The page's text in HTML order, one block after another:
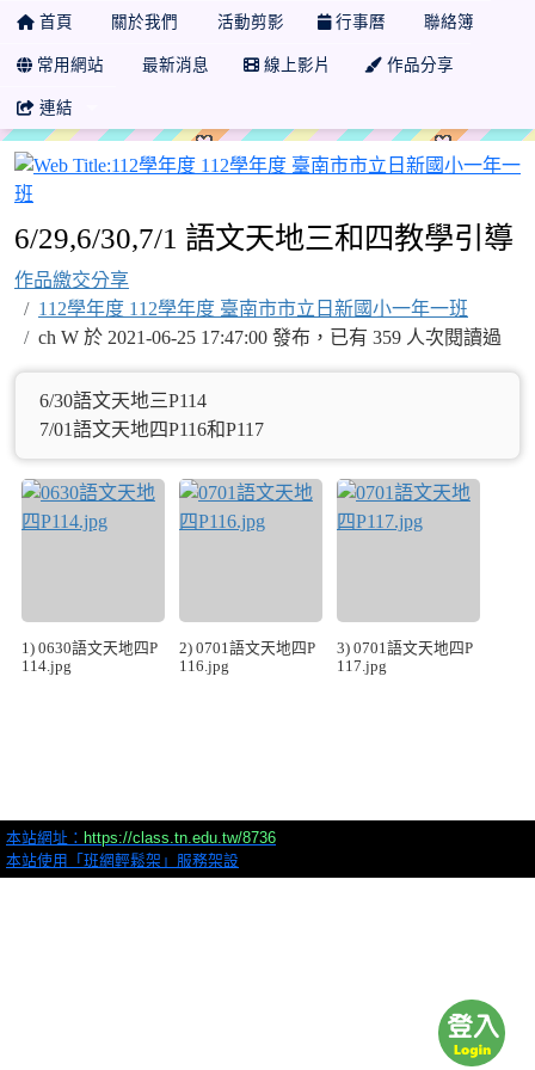
首頁 關於我們 活動剪影 行事曆 聯絡簿
常用網站 最新消息 線上影片 作品分享
連結
6/29,6/30,7/1 語文天地三和四教學引導
作品繳交分享
112學年度 112學年度 臺南市市立日新國小一年一班
ch W 於 2021-06-25 17:47:00 發布，已有 359 人次閱讀過
6/30語文天地三P114
7/01語文天地四P116和P117
1) 0630語文天地四P
114.jpg
2) 0701語文天地四P
116.jpg
3) 0701語文天地四P
117.jpg
本站網址： https://class.tn.edu.tw/8736
本站使用「班網輕鬆架」服務架設